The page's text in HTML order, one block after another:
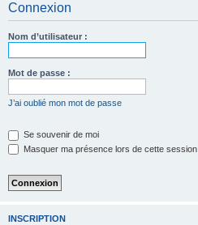
Connexion
Nom d’utilisateur :
Mot de passe :
J’ai oublié mon mot de passe
Se souvenir de moi
Masquer ma présence lors de cette session
INSCRIPTION